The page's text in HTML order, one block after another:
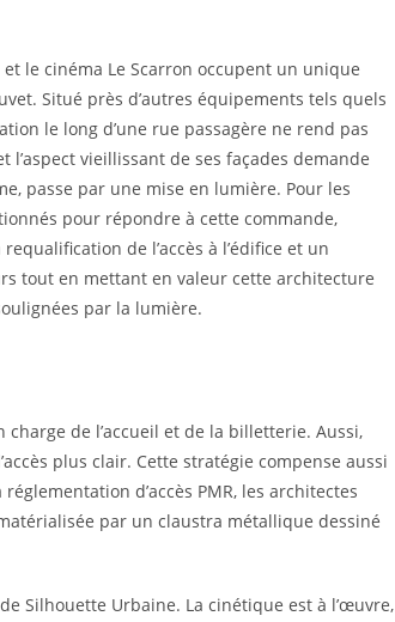
le cinéma Le Scarron occupent un unique
Situé près d’autres équipements tels quels
le long d’une rue passagère ne rend pas
l’aspect vieillissant de ses façades demande
passe par une mise en lumière. Pour les
pour répondre à cette commande,
de l’accès à l’édifice et un
tout en mettant en valeur cette architecture
par la lumière.
de l’accueil et de la billetterie. Aussi,
plus clair. Cette stratégie compense aussi
d’accès PMR, les architectes
par un claustra métallique dessiné
Silhouette Urbaine. La cinétique est à l’œuvre,